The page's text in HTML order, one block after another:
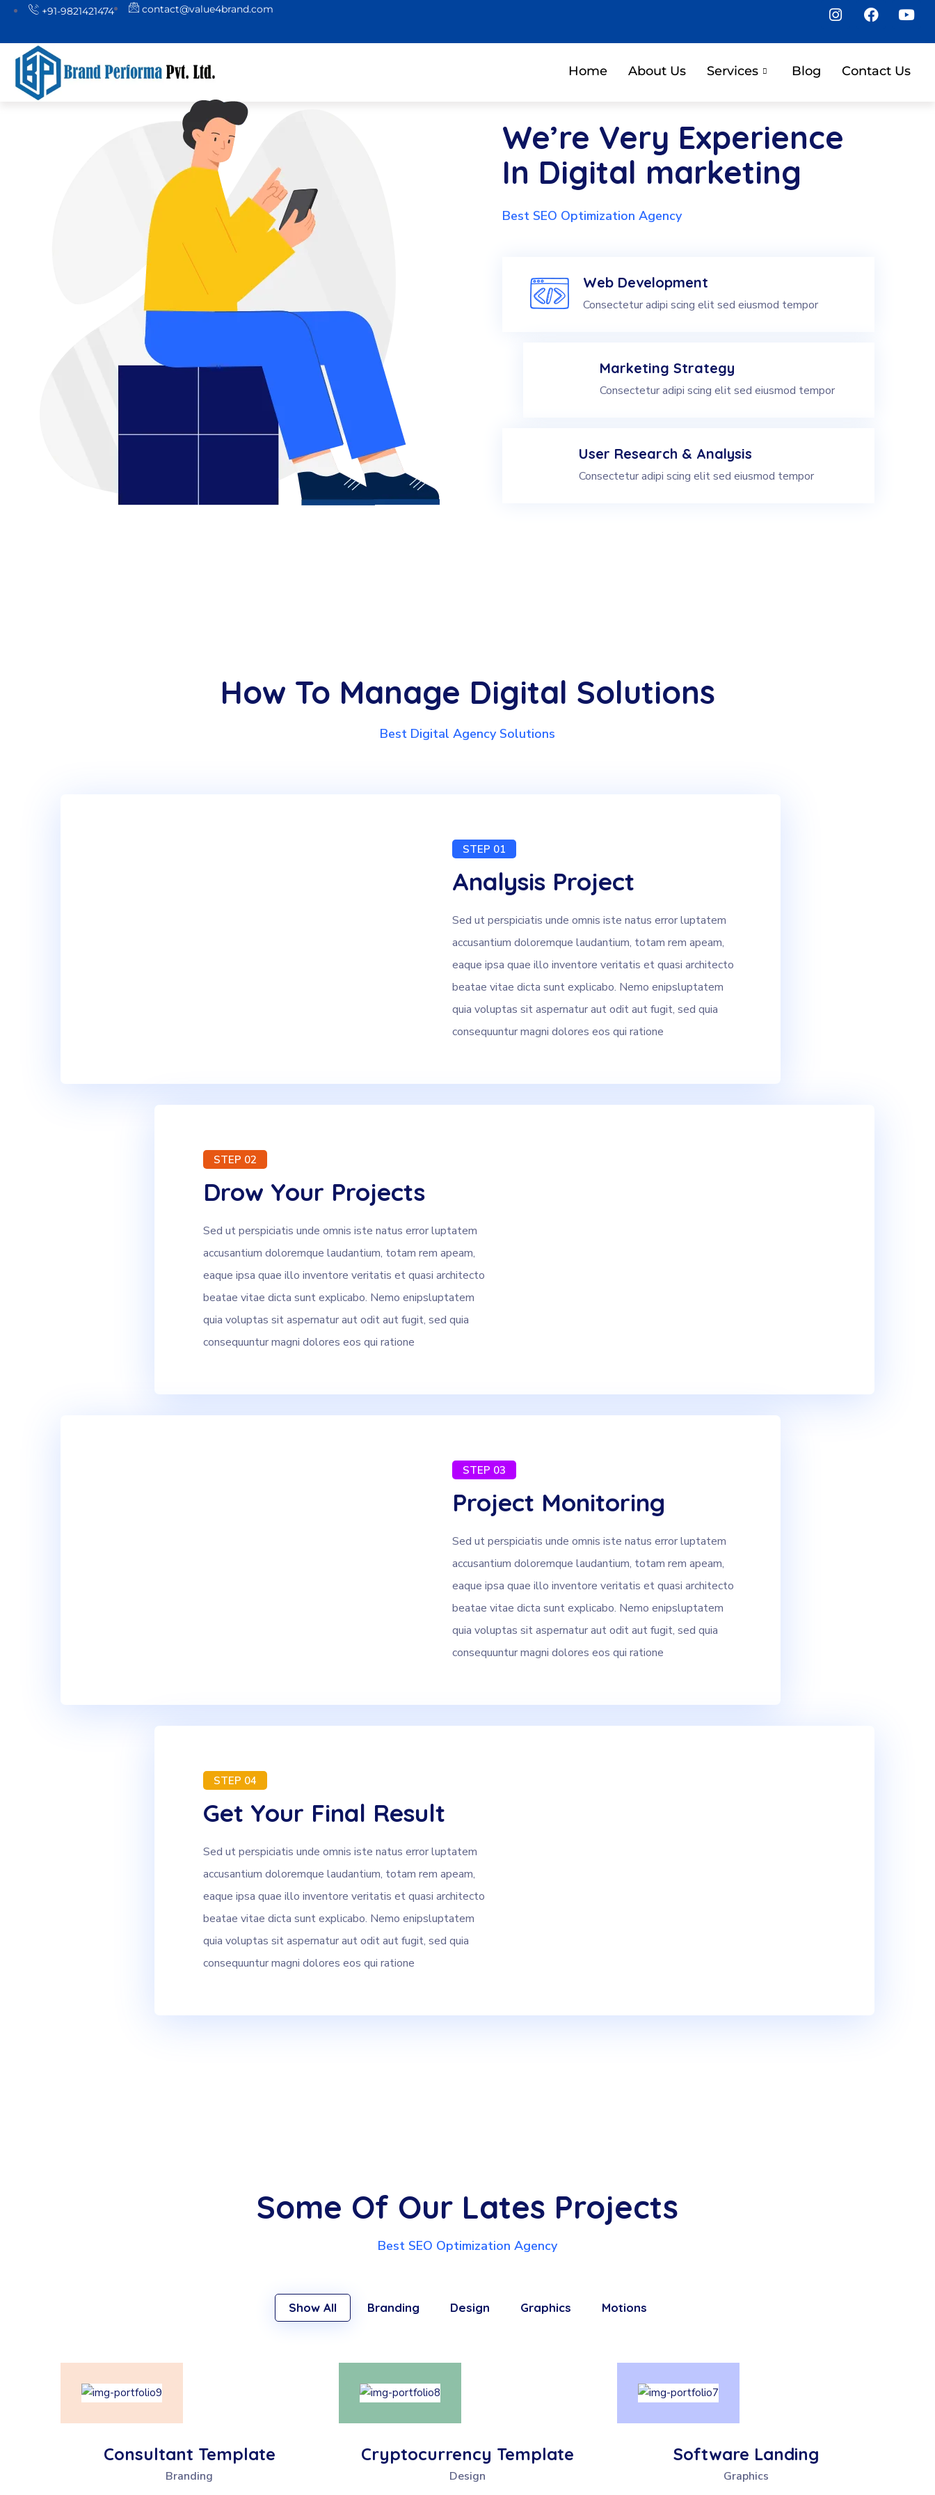
+91-9821421474 contact@value4brand.com
Home About Us Services Blog Contact Us
We’re Very Experience
In Digital marketing
Best SEO Optimization Agency
Web Development
Consectetur adipi scing elit sed eiusmod tempor
Marketing Strategy
Consectetur adipi scing elit sed eiusmod tempor
User Research & Analysis
Consectetur adipi scing elit sed eiusmod tempor
How To Manage Digital Solutions
Best Digital Agency Solutions
STEP 01
Analysis Project
Sed ut perspiciatis unde omnis iste natus error luptatem
accusantium doloremque laudantium, totam rem apeam,
eaque ipsa quae illo inventore veritatis et quasi architecto
beatae vitae dicta sunt explicabo. Nemo enipsluptatem
quia voluptas sit aspernatur aut odit aut fugit, sed quia
consequuntur magni dolores eos qui ratione
STEP 02
Drow Your Projects
Sed ut perspiciatis unde omnis iste natus error luptatem
accusantium doloremque laudantium, totam rem apeam,
eaque ipsa quae illo inventore veritatis et quasi architecto
beatae vitae dicta sunt explicabo. Nemo enipsluptatem
quia voluptas sit aspernatur aut odit aut fugit, sed quia
consequuntur magni dolores eos qui ratione
STEP 03
Project Monitoring
Sed ut perspiciatis unde omnis iste natus error luptatem
accusantium doloremque laudantium, totam rem apeam,
eaque ipsa quae illo inventore veritatis et quasi architecto
beatae vitae dicta sunt explicabo. Nemo enipsluptatem
quia voluptas sit aspernatur aut odit aut fugit, sed quia
consequuntur magni dolores eos qui ratione
STEP 04
Get Your Final Result
Sed ut perspiciatis unde omnis iste natus error luptatem
accusantium doloremque laudantium, totam rem apeam,
eaque ipsa quae illo inventore veritatis et quasi architecto
beatae vitae dicta sunt explicabo. Nemo enipsluptatem
quia voluptas sit aspernatur aut odit aut fugit, sed quia
consequuntur magni dolores eos qui ratione
Some Of Our Lates Projects
Best SEO Optimization Agency
Show All Branding Design Graphics Motions
Consultant Template
Branding
Cryptocurrency Template
Design
Software Landing
Graphics